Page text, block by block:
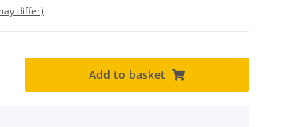
differ)
Add to basket